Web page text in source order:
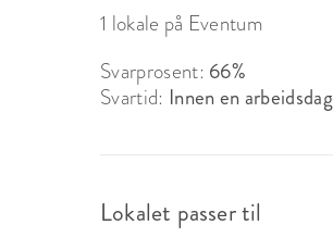
Vår og Sommer
Sitteplasser:36
1 lokale på Eventum
Svarprosent: 66%
Svartid: Innen en arbeidsdag
Lokalet passer til